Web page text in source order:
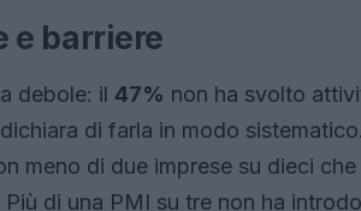
e barriere
debole: il 47% non ha svolto
dichiara di farla in modo
meno di due imprese su dieci che
di una PMI su tre non ha